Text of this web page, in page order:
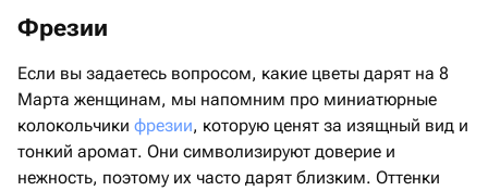
Фрезии
Если вы задаетесь вопросом, какие цветы дарят на 8
Марта женщинам, мы напомним про миниатюрные
колокольчики фрезии, которую ценят за изящный вид и
тонкий аромат. Они символизируют доверие и
нежность, поэтому их часто дарят близким. Оттенки